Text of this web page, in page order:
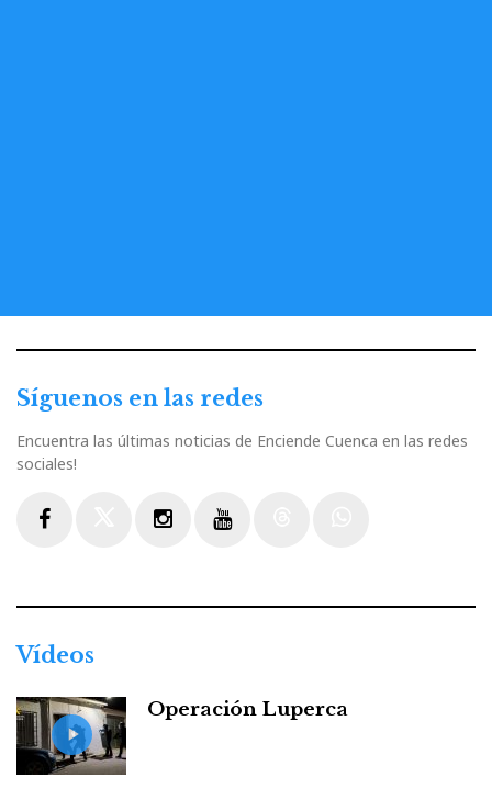
Síguenos en las redes
Encuentra las últimas noticias de Enciende Cuenca en las redes
sociales!
Vídeos
Operación Luperca